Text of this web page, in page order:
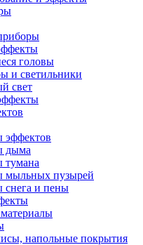
головы
и светильники
свет
эффектов
дыма
тумана
мыльных пузырей
снега и пены
напольные покрытия